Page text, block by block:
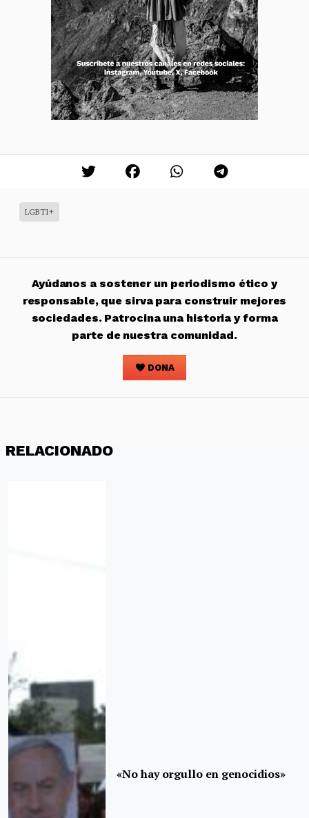
LGBTI+
Ayúdanos a sostener un periodismo ético y
responsable, que sirva para construir mejores
sociedades. Patrocina una historia y forma
parte de nuestra comunidad.
DONA
RELACIONADO
«No hay orgullo en genocidios»